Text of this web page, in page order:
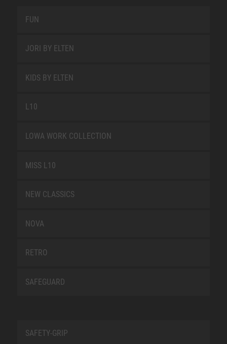
FUN
JORI BY ELTEN
KIDS BY ELTEN
L10
LOWA WORK COLLECTION
MISS L10
NEW CLASSICS
NOVA
RETRO
SAFEGUARD
SAFETY-GRIP